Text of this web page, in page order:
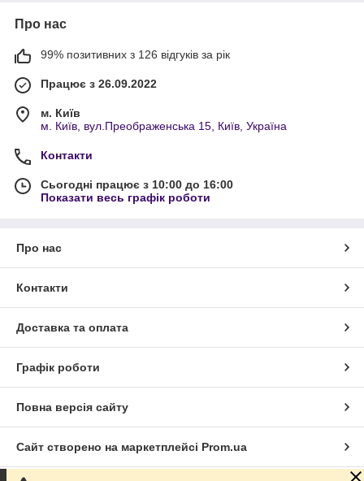
Про нас
99% позитивних з 126 відгуків за рік
Працює з 26.09.2022
м. Київ
м. Київ, вул.Преображенська 15, Київ, Україна
Контакти
Сьогодні працює з 10:00 до 16:00
Показати весь графік роботи
Про нас
Контакти
Доставка та оплата
Графік роботи
Повна версія сайту
Сайт створено на маркетплейсі Prom.ua